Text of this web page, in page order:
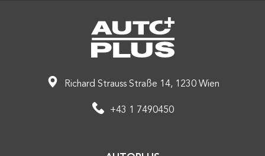
Richard Strauss Straße 14, 1230 Wien
+43 1 7490450